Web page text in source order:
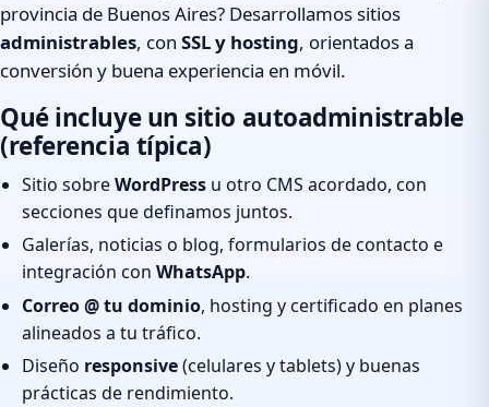
provincia de Buenos Aires? Desarrollamos sitios
administrables, con SSL y hosting, orientados a
conversión y buena experiencia en móvil.
Qué incluye un sitio autoadministrable
(referencia típica)
Sitio sobreWordPress u otro CMS acordado, con
secciones que definamos juntos.
Galerías, noticias o blog, formularios de contacto e
integración con WhatsApp.
Correo @ tu dominio, hosting y certificado en planes
alineados a tu tráfico.
Diseño responsive(celulares y tablets) y buenas
prácticas de rendimiento.